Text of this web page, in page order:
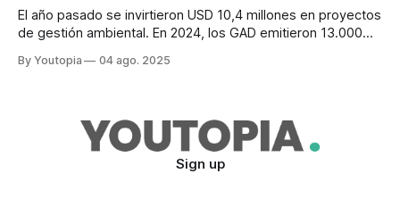
El año pasado se invirtieron USD 10,4 millones en proyectos
de gestión ambiental. En 2024, los GAD emitieron 13.000
By Youtopia 04 ago. 2025
Sign up